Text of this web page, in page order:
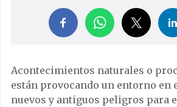
Acontecimientos naturales o
están provocando un entorno en
nuevos y antiguos peligros para